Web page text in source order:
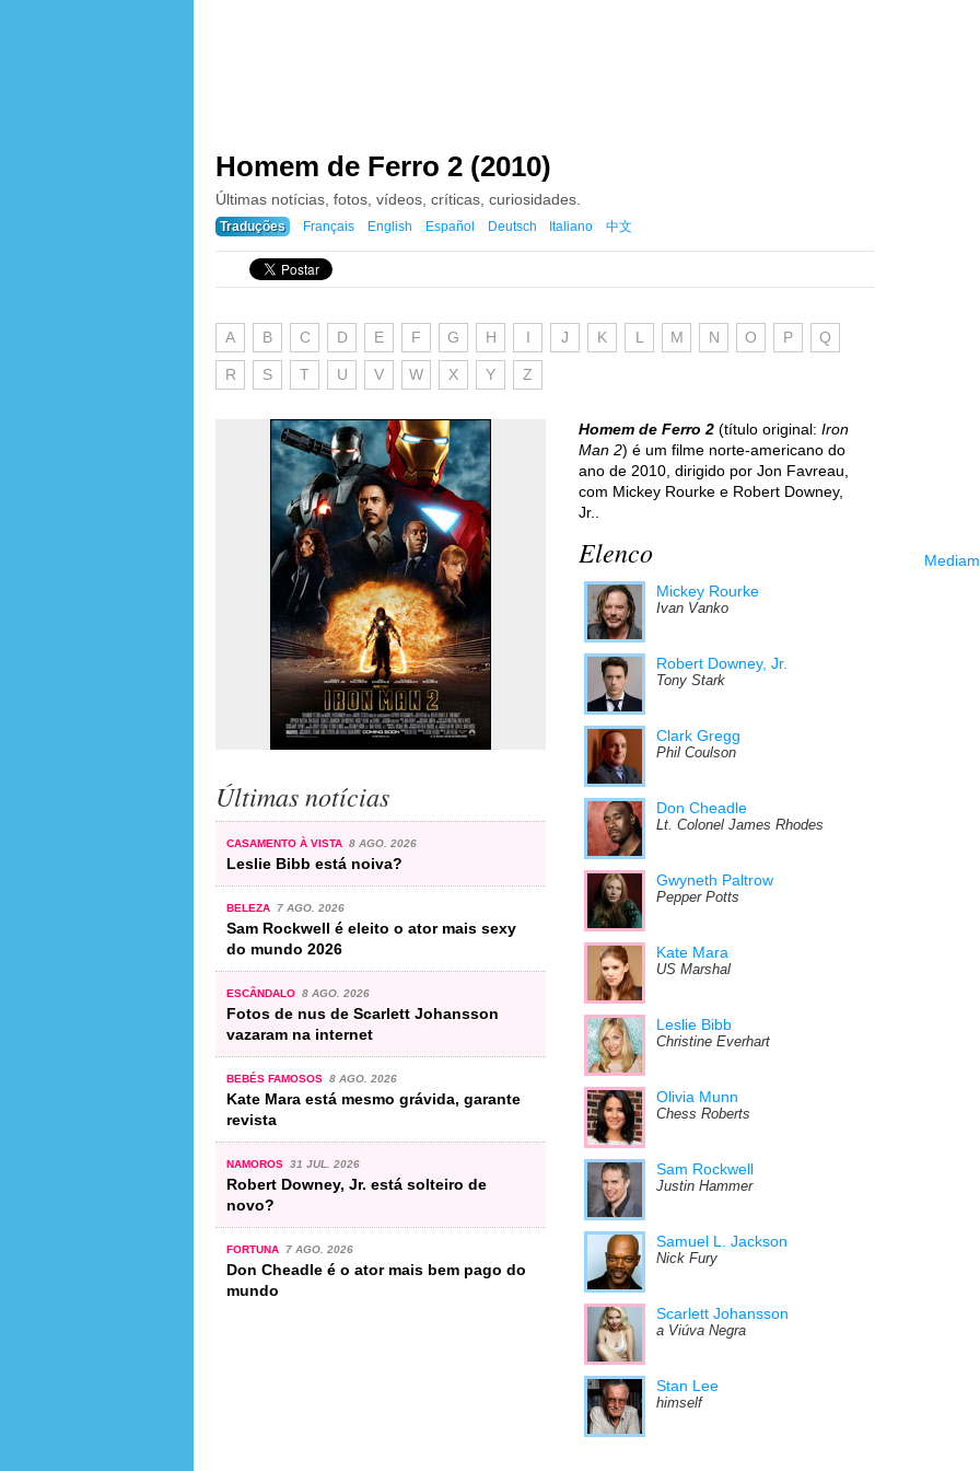
Homem de Ferro 2 (2010)
Últimas notícias, fotos, vídeos, críticas, curiosidades.
Traduções Français English Español Deutsch Italiano 中文
A B C D E F G H I J K L M N O P Q
R S T U V W X Y Z
Últimas notícias
CASAMENTO À VISTA 8 AGO. 2026
Leslie Bibb está noiva?
BELEZA 7 AGO. 2026
Sam Rockwell é eleito o ator mais sexy
do mundo 2026
ESCÂNDALO 8 AGO. 2026
Fotos de nus de Scarlett Johansson
vazaram na internet
BEBÉS FAMOSOS 8 AGO. 2026
Kate Mara está mesmo grávida, garante
revista
NAMOROS 31 JUL. 2026
Robert Downey, Jr. está solteiro de
novo?
FORTUNA 7 AGO. 2026
Don Cheadle é o ator mais bem pago do
mundo
Homem de Ferro 2 (título original: Iron
Man 2) é um filme norte-americano do
ano de 2010, dirigido por Jon Favreau,
com Mickey Rourke e Robert Downey,
Jr..
Elenco
Mickey Rourke
Ivan Vanko
Robert Downey, Jr.
Tony Stark
Clark Gregg
Phil Coulson
Don Cheadle
Lt. Colonel James Rhodes
Gwyneth Paltrow
Pepper Potts
Kate Mara
US Marshal
Leslie Bibb
Christine Everhart
Olivia Munn
Chess Roberts
Sam Rockwell
Justin Hammer
Samuel L. Jackson
Nick Fury
Scarlett Johansson
a Viúva Negra
Stan Lee
himself